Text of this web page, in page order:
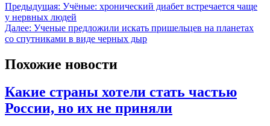
Предыдущая: Учёные: хронический диабет встречается чаще
у нервных людей
Далее: Ученые предложили искать пришельцев на планетах
со спутниками в виде черных дыр
Похожие новости
Какие страны хотели стать частью
России, но их не приняли